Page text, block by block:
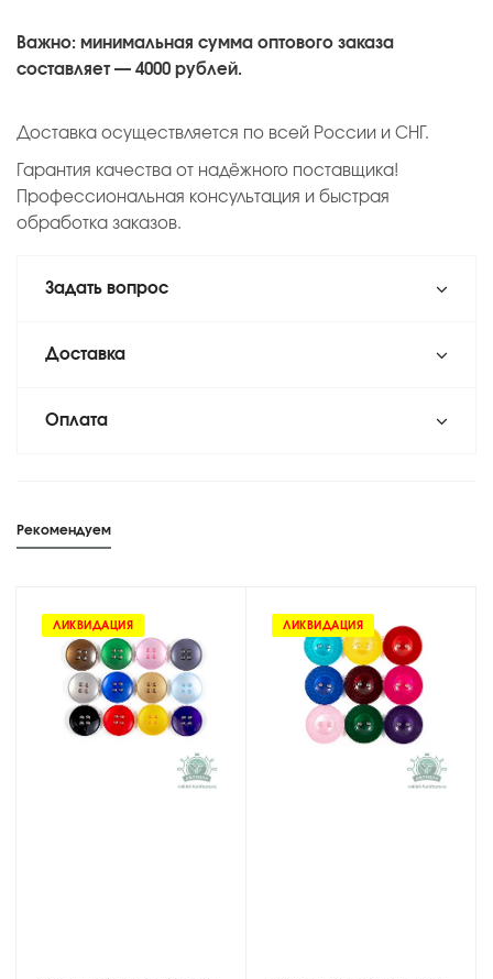
Важно: минимальная сумма оптового заказа
составляет — 4000 рублей.
Доставка осуществляется по всей России и СНГ.
Гарантия качества от надёжного поставщика!
Профессиональная консультация и быстрая
обработка заказов.
Задать вопрос
Доставка
Оплата
Рекомендуем
ЛИКВИДАЦИЯ ЛИКВИДАЦИЯ